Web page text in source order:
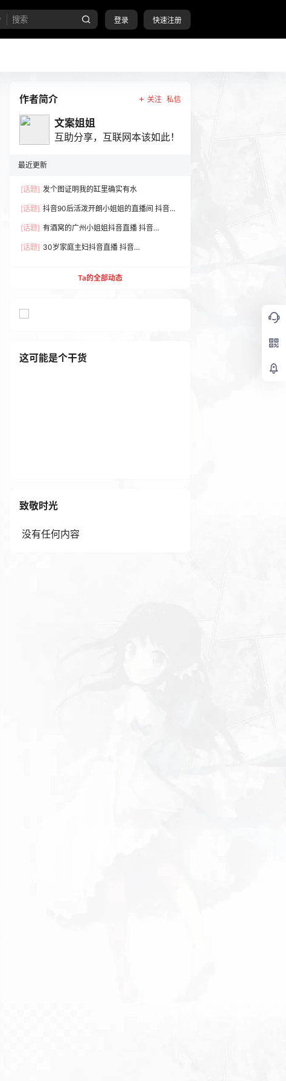
登录 快速注册
作者简介 关注 私信
文案姐姐
互助分享，互联网本该如此！
最近更新
[话题] 发个图证明我的缸里确实有水
[话题] 抖音90后活泼开朗小姐姐的直播间 抖音
[话题] 有酒窝的广州小姐姐抖音直播 抖音
[话题] 30岁家庭主妇抖音直播 抖音
Ta的全部动态
这可能是个干货
致敬时光
没有任何内容